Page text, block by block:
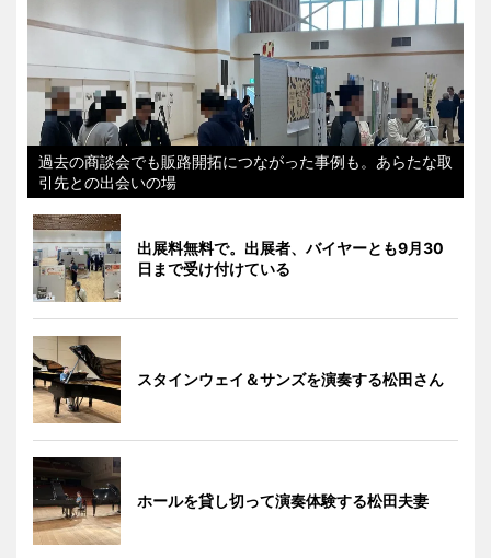
過去の商談会でも販路開拓につながった事例も。あらたな取
引先との出会いの場
出展料無料で。出展者、バイヤーとも9月30
日まで受け付けている
スタインウェイ＆サンズを演奏する松田さん
ホールを貸し切って演奏体験する松田夫妻